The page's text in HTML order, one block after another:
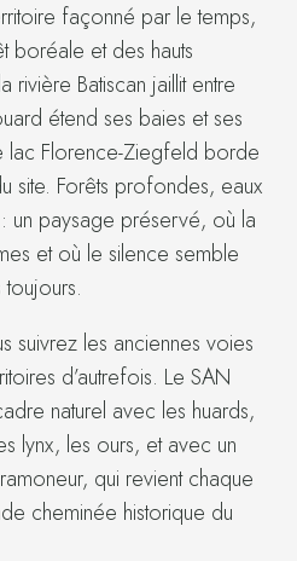
façonné par le temps,
boréale et des hauts
rivière Batiscan jaillit entre
étend ses baies et ses
Florence-Ziegfeld borde
site. Forêts profondes, eaux
un paysage préservé, où la
et où le silence semble
suivrez les anciennes voies
d’autrefois. Le SAN
naturel avec les huards,
lynx, les ours, et avec un
qui revient chaque
cheminée historique du